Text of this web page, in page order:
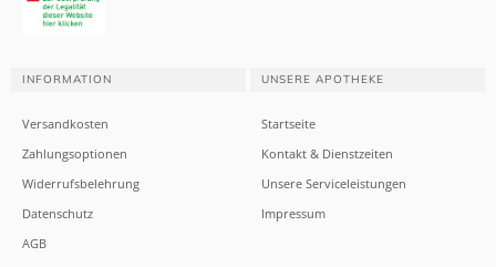
INFORMATION
Versandkosten
Zahlungsoptionen
Widerrufsbelehrung
Datenschutz
AGB
UNSERE APOTHEKE
Startseite
Kontakt & Dienstzeiten
Unsere Serviceleistungen
Impressum